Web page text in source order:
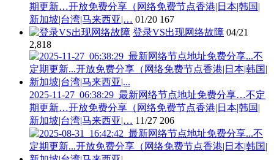
期更新…开放免费分享（网络免费节点香港|日本|韩国|
新加坡|台湾|马来西亚|… 01/20 167
登录VS出现网络故障 04/21
2,818
2025-11-27_06:38:29_最新网络节点地址免费分享…不定
期更新…开放免费分享（网络免费节点香港|日本|韩国|
新加坡|台湾|马来西亚|… 11/27 206